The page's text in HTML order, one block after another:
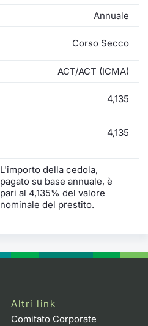
Annuale
Corso Secco
ACT/ACT (ICMA)
4,135
4,135
L'importo della cedola,
pagato su base annuale, è
pari al 4,135% del valore
nominale del prestito.
Altri link
Comitato Corporate